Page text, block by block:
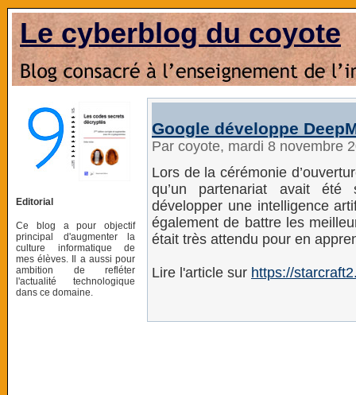
Le cyberblog du coyote
Editorial
Ce blog a pour objectif
principal d'augmenter la
culture informatique de
mes élèves. Il a aussi pour
ambition de refléter
l'actualité technologique
dans ce domaine.
Google développe
Par coyote, mardi 8 novembre
Lors de la cérémonie
qu’un partenariat avait
développer une intelligence
également de battre les
était très attendu pour en
Lire l'article sur https://